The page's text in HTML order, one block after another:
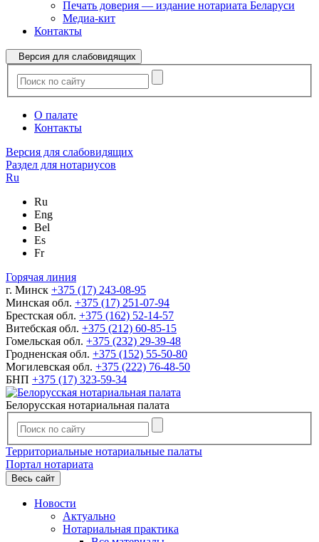
Печать доверия — издание нотариата Беларуси
Медиа-кит
Контакты
Версия для слабовидящих
О палате
Контакты
Версия для слабовидящих
Раздел для нотариусов
Ru
Ru
Eng
Bel
Es
Fr
Горячая линия
г. Минск +375 (17) 243-08-95
Минская обл. +375 (17) 251-07-94
Брестская обл. +375 (162) 52-14-57
Витебская обл. +375 (212) 60-85-15
Гомельская обл. +375 (232) 29-39-48
Гродненская обл. +375 (152) 55-50-80
Могилевская обл. +375 (222) 76-48-50
БНП +375 (17) 323-59-34
Белорусская нотариальная палата
Территориальные нотариальные палаты
Портал нотариата
Весь сайт
Новости
Актуально
Нотариальная практика